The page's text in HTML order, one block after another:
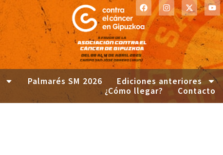
Palmarés SM 2026
Ediciones anteriores
¿Cómo llegar?
Contacto